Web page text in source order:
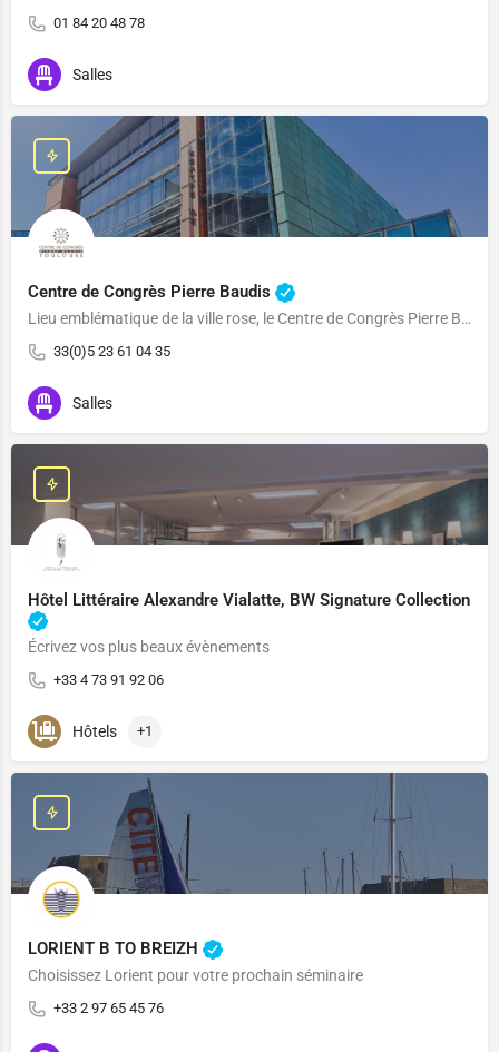
01 84 20 48 78
Salles
Centre de Congrès Pierre Baudis
Lieu emblématique de la ville rose, le Centre de Congrès Pierre Baudis situé en coeur de ville, offre un…
33(0)5 23 61 04 35
Salles
Hôtel Littéraire Alexandre Vialatte, BW Signature Collection
Écrivez vos plus beaux évènements
+33 4 73 91 92 06
Hôtels +1
LORIENT B TO BREIZH
Choisissez Lorient pour votre prochain séminaire
+33 2 97 65 45 76